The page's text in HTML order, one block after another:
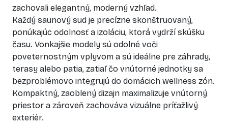
zachovali elegantný, moderný vzhľad.
Každý saunový sud je precízne skonštruovaný,
ponúkajúc odolnosť a izoláciu, ktorá vydrží skúšku
času. Vonkajšie modely sú odolné voči
poveternostným vplyvom a sú ideálne pre záhrady,
terasy alebo patia, zatiaľ čo vnútorné jednotky sa
bezproblémovo integrujú do domácich wellness zón.
Kompaktný, zaoblený dizajn maximalizuje vnútorný
priestor a zároveň zachováva vizuálne príťažlivý
exteriér.